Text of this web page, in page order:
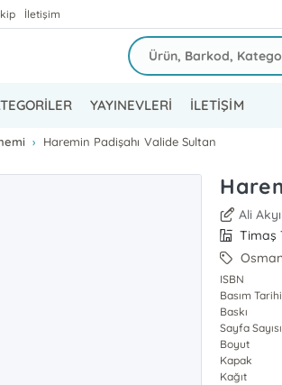
İletişim
YAYINEVLERİ İLETİŞİM
Haremin Padişahı Valide Sultan
Ali
Timaş
ISBN
Basım Tarihi
Baskı
Sayfa Sayısı
Boyut
Kapak
Kağıt